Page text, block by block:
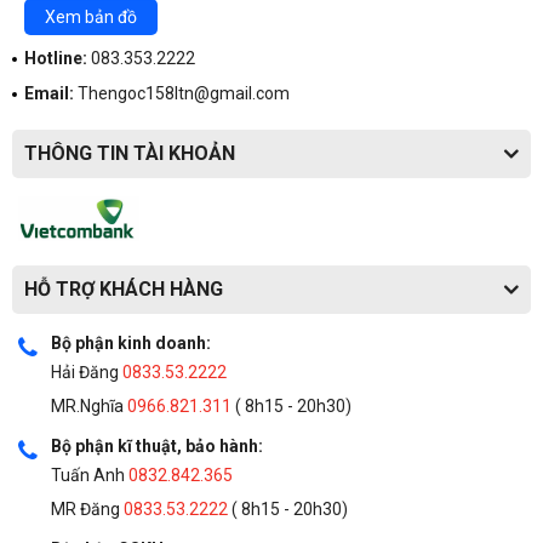
khe cắm ExpressCard, đầu đọc thẻ SD nằm bên dưới khe
Màn hình.
Lenovo cung cấp cho ThinkPad P51 với ba tùy chọn màn
hình. Màn hình cơ bản cho chất lượng tốt, bảng điều khiển
1.920 × 1.080 pixel với góc nhìn rộng. Với $ 170, bạn có thể
nâng cấp lên phiên bản hỗ trợ cảm ứng.
Màn hình 4K có chất lượng hình ảnh tươi sáng và rực rỡ
Xem bản đồ
Hotline: 083.353.2222
Email: Thengoc158ltn@gmail.com
THÔNG TIN TÀI KHOẢN
HỖ TRỢ KHÁCH HÀNG
Bộ phận kinh doanh:
Hải Đăng 0833.53.2222
MR.Nghĩa 0966.821.311 ( 8h15 - 20h30)
Bộ phận kĩ thuật, bảo hành:
Tuấn Anh 0832.842.365
MR Đăng 0833.53.2222 ( 8h15 - 20h30)